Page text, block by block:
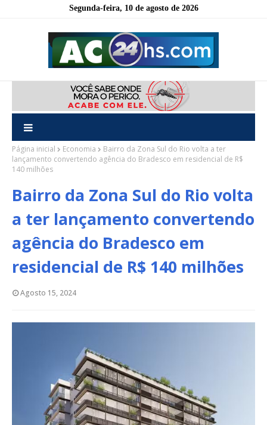
Segunda-feira, 10 de agosto de 2026
Página inicial Economia
Bairro da Zona Sul do Rio volta a ter
lançamento convertendo agência do Bradesco em residencial de R$
140 milhões
Bairro da Zona Sul do Rio volta
a ter lançamento convertendo
agência do Bradesco em
residencial de R$ 140 milhões
Agosto 15, 2024